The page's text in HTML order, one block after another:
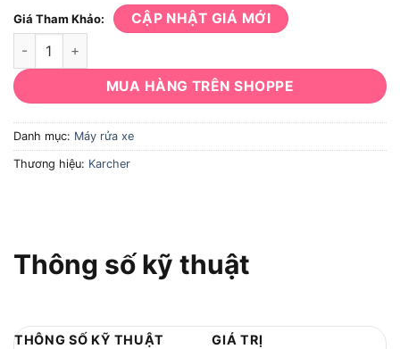
Giá Tham Khảo: CẬP NHẬT GIÁ MỚI
Máy rửa xe Karcher K2 Classic số lượng
MUA HÀNG TRÊN SHOPPE
Danh mục: Máy rửa xe
Thương hiệu: Karcher
Thông số kỹ thuật
THÔNG SỐ KỸ THUẬT
GIÁ TRỊ